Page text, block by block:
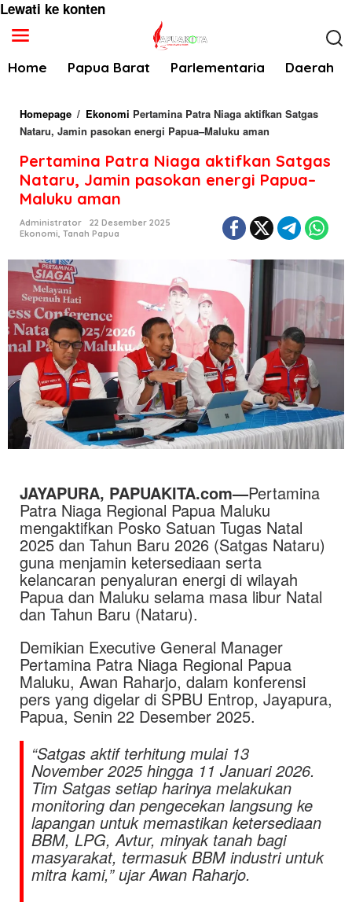
Lewati ke konten
Home Papua Barat Parlementaria Daerah
Homepage / Ekonomi Pertamina Patra Niaga aktifkan Satgas
Nataru, Jamin pasokan energi Papua–Maluku aman
Pertamina Patra Niaga aktifkan Satgas
Nataru, Jamin pasokan energi Papua–
Maluku aman
Administrator
22 Desember 2025
Ekonomi, Tanah Papua
JAYAPURA, PAPUAKITA.com—Pertamina
Patra Niaga Regional Papua Maluku
mengaktifkan Posko Satuan Tugas Natal
2025 dan Tahun Baru 2026 (Satgas Nataru)
guna menjamin ketersediaan serta
kelancaran penyaluran energi di wilayah
Papua dan Maluku selama masa libur Natal
dan Tahun Baru (Nataru).
Demikian Executive General Manager
Pertamina Patra Niaga Regional Papua
Maluku, Awan Raharjo, dalam konferensi
pers yang digelar di SPBU Entrop, Jayapura,
Papua, Senin 22 Desember 2025.
“Satgas aktif terhitung mulai 13
November 2025 hingga 11 Januari 2026.
Tim Satgas setiap harinya melakukan
monitoring dan pengecekan langsung ke
lapangan untuk memastikan ketersediaan
BBM, LPG, Avtur, minyak tanah bagi
masyarakat, termasuk BBM industri untuk
mitra kami,” ujar Awan Raharjo.